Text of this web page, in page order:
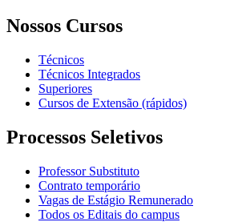
Nossos Cursos
Técnicos
Técnicos Integrados
Superiores
Cursos de Extensão (rápidos)
Processos Seletivos
Professor Substituto
Contrato temporário
Vagas de Estágio Remunerado
Todos os Editais do campus